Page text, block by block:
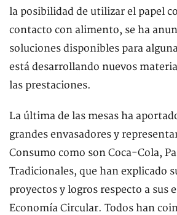
la posibilidad de utilizar el papel
contacto con alimento, se ha
soluciones disponibles para
está desarrollando nuevos
las prestaciones.
La última de las mesas ha
grandes envasadores y
Consumo como son Coca-Cola,
Tradicionales, que han explicado
proyectos y logros respecto a sus
Economía Circular. Todos han